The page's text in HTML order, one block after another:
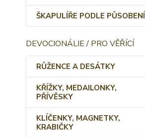
ŠKAPULÍŘE PODLE PŮSOBENÍ
DEVOCIONÁLIE / PRO VĚŘÍCÍ
RŮŽENCE A DESÁTKY
KŘÍŽKY, MEDAILONKY,
PŘÍVĚSKY
KLÍČENKY, MAGNETKY,
KRABIČKY